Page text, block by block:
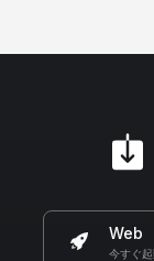
Web
今すぐ